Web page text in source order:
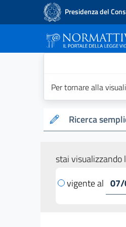
Presidenza del
Per tornare alla
Ricerca
stai visualizzando
vigente al